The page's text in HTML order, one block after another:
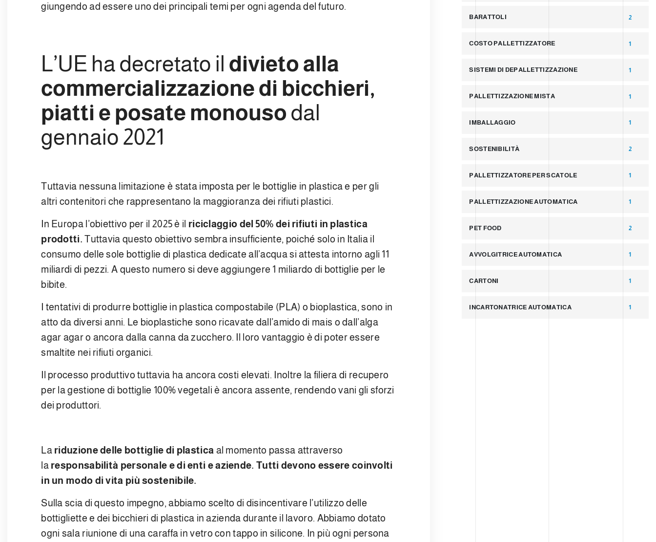
giungendo ad essere uno dei principali temi per ogni agenda del futuro.
L’UE ha decretato il divieto alla
commercializzazione di bicchieri,
piatti e posate monouso dal
gennaio 2021
Tuttavia nessuna limitazione è stata imposta per le bottiglie in plastica e per gli
altri contenitori che rappresentano la maggioranza dei rifiuti plastici.
In Europa l’obiettivo per il 2025 è il riciclaggio del 50% dei rifiuti in plastica
prodotti. Tuttavia questo obiettivo sembra insufficiente, poiché solo in Italia il
consumo delle sole bottiglie di plastica dedicate all’acqua si attesta intorno agli 11
miliardi di pezzi. A questo numero si deve aggiungere 1 miliardo di bottiglie per le
bibite.
I tentativi di produrre bottiglie in plastica compostabile (PLA) o bioplastica, sono in
atto da diversi anni. Le bioplastiche sono ricavate dall’amido di mais o dall’alga
agar agar o ancora dalla canna da zucchero. Il loro vantaggio è di poter essere
smaltite nei rifiuti organici.
Il processo produttivo tuttavia ha ancora costi elevati. Inoltre la filiera di recupero
per la gestione di bottiglie 100% vegetali è ancora assente, rendendo vani gli sforzi
dei produttori.
La riduzione delle bottiglie di plastica al momento passa attraverso
la responsabilità personale e di enti e aziende. Tutti devono essere coinvolti
in un modo di vita più sostenibile.
Sulla scia di questo impegno, abbiamo scelto di disincentivare l’utilizzo delle
bottigliette e dei bicchieri di plastica in azienda durante il lavoro. Abbiamo dotato
ogni sala riunione di una caraffa in vetro con tappo in silicone. In più ogni persona
BARATTOLI 2
COSTO PALLETTIZZATORE 1
SISTEMI DI DEPALLETTIZZAZIONE 1
PALLETTIZZAZIONE MISTA 1
IMBALLAGGIO 1
SOSTENIBILITÀ 2
PALLETTIZZATORE PER SCATOLE 1
PALLETTIZZAZIONE AUTOMATICA 1
PET FOOD 2
AVVOLGITRICE AUTOMATICA 1
CARTONI 1
INCARTONATRICE AUTOMATICA 1